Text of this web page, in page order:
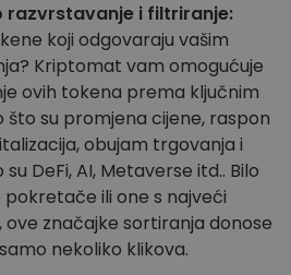
razvrstavanje i filtriranje:
koji odgovaraju vašim
Kriptomat vam omogućuje
ovih tokena prema ključnim
su promjena cijene, raspon
obujam trgovanja i
DeFi, AI, Metaverse itd.. Bilo
ili one s najveći
značajke sortiranja donose
nekoliko klikova.